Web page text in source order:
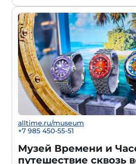
alltime.ru/museum
+7 985 450-55-51
Музей Времени и
путешествие сквозь